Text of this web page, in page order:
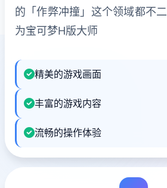
的「作弊冲撞」这个领域都不
为宝可梦H版大师
精美的游戏画面
丰富的游戏内容
流畅的操作体验